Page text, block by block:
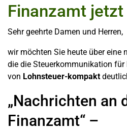
Finanzamt
Sehr geehrte Damen und Herren,
wir möchten Sie heute über eine
die die Steuerkommunikation für
von Lohnsteuer-kompakt
„Nachrichten an
Finanzamt“ –